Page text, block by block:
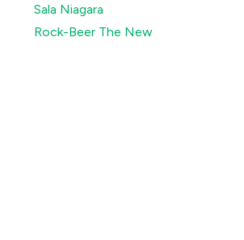
Sala Niagara
Rock-Beer The New